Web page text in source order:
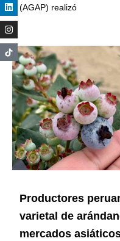
(AGAP) realizó
Productores
varietal de
mercados